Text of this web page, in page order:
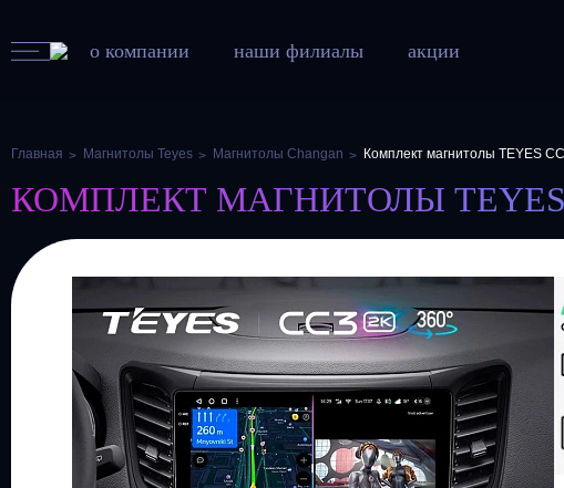
о компании наши филиалы акции
Главная Магнитолы Teyes Магнитолы Changan Комплект магнитолы TEYES
КОМПЛЕКТ МАГНИТОЛЫ TEYES